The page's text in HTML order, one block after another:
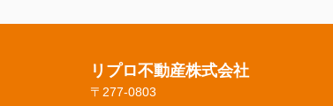
リプロ不動産株式会社
〒277-0803